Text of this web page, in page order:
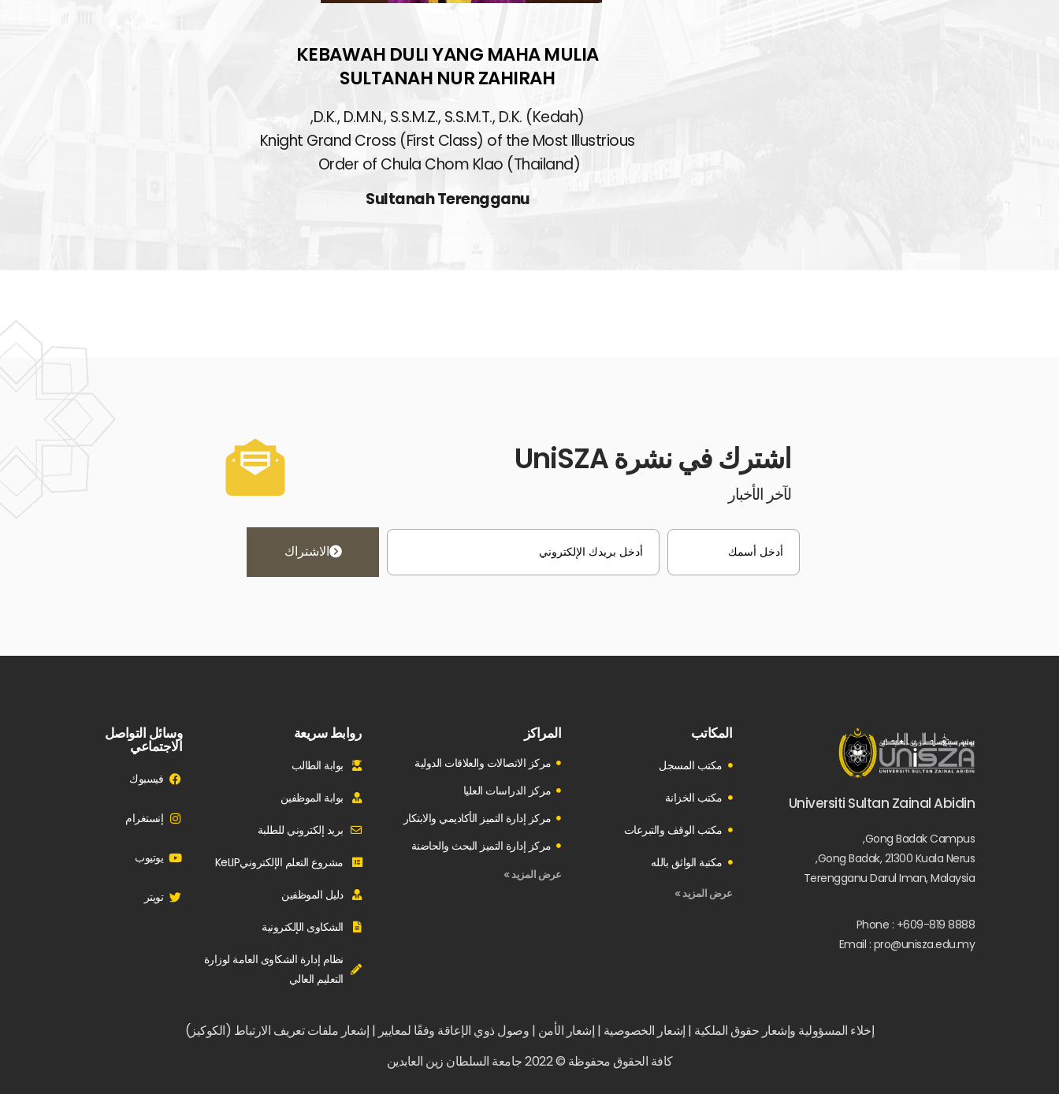
KEBAWAH DULI YANG MAHA MULIA
SULTANAH NUR ZAHIRAH
D.K., D.M.N., S.S.M.Z., S.S.M.T., D.K. (Kedah),
Knight Grand Cross (First Class) of the Most Illustrious
Order of Chula Chom Klao (Thailand)
Sultanah Terengganu
اشترك في نشرة UniSZA
لآخر الأخبار
الاشتراك
Universiti Sultan Zainal Abidin
Gong Badak Campus,
Gong Badak, 21300 Kuala Nerus,
Terengganu Darul Iman, Malaysia
Phone : +609-819 8888
Email : pro@unisza.edu.my
المكاتب
مكتب المسجل
مكتب الخزانة
مكتب الوقف والتبرعات
مكتبة الواثق بالله
عرض المزيد »
المراكز
مركز الاتصالات والعلاقات الدولية
مركز الدراسات العليا
مركز إدارة التميز الأكاديمي والابتكار
مركز إدارة التميز البحث والحاضنة
عرض المزيد »
روابط سريعة
بوابة الطالب
بوابة الموظفين
بريد إلكتروني للطلبة
مشروع التعلم الإلكترونيKeLIP
دليل الموظفين
الشكاوى الإلكترونية
نظام إدارة الشكاوى العامة لوزارة
التعليم العالي
وسائل التواصل
الاجتماعي
فيسبوك
إنستغرام
يوتيوب
تويتر
إخلاء المسؤولية وإشعار حقوق الملكية | إشعار الخصوصية | إشعار الأمن | وصول ذوي الإعاقة وفقًا لمعايير | إشعار ملفات تعريف الارتباط (الكوكيز)
كافة الحقوق محفوظة © 2022 جامعة السلطان زين العابدين